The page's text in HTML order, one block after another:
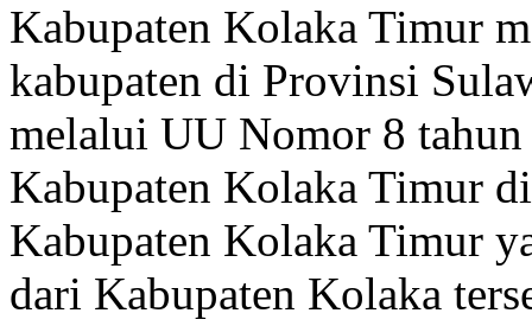
Kabupaten Kolaka Timur
kabupaten di Provinsi
melalui UU Nomor 8
Kabupaten Kolaka Timur
Kabupaten Kolaka Timur
dari Kabupaten Kolaka